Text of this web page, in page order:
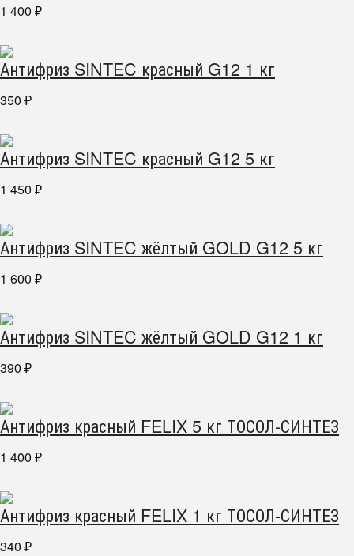
1 400 ₽
Антифриз SINTEC красный G12 1 кг
350 ₽
Антифриз SINTEC красный G12 5 кг
1 450 ₽
Антифриз SINTEC жёлтый GOLD G12 5 кг
1 600 ₽
Антифриз SINTEC жёлтый GOLD G12 1 кг
390 ₽
Антифриз красный FELIX 5 кг ТОСОЛ-СИНТЕЗ
1 400 ₽
Антифриз красный FELIX 1 кг ТОСОЛ-СИНТЕЗ
340 ₽